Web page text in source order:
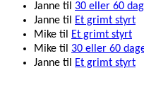
Janne til 30 eller 60
Janne til Et grimt styrt
Mike til Et grimt styrt
Mike til 30 eller 60
Janne til Et grimt styrt